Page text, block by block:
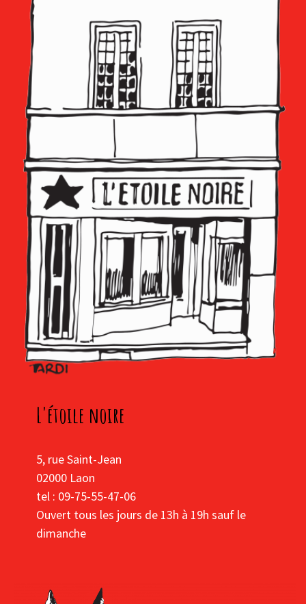
L'étoile noire
5, rue Saint-Jean
02000 Laon
tel : 09-75-55-47-06
Ouvert tous les jours de 13h à 19h sauf le
dimanche